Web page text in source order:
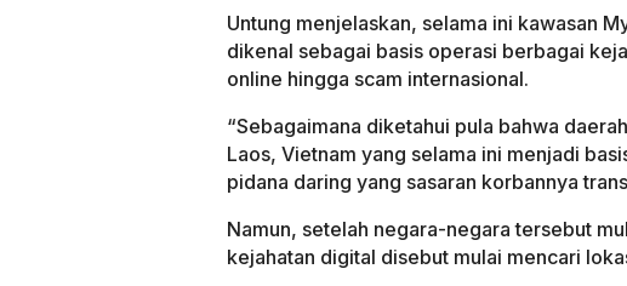
Untung menjelaskan, selama ini kawasan
dikenal sebagai basis operasi berbagai
online hingga scam internasional.
“Sebagaimana diketahui pula bahwa
Laos, Vietnam yang selama ini menjadi
pidana daring yang sasaran korbannya
Namun, setelah negara-negara tersebut
kejahatan digital disebut mulai mencari